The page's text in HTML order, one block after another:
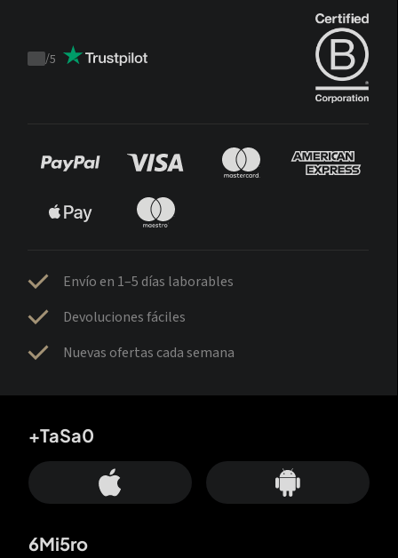
Trustpilot
/5
Envío en 1–5 días laborables
Devoluciones fáciles
Nuevas ofertas cada semana
+TaSa0
6Mi5ro